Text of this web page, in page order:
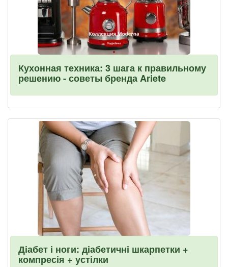
Кухонная техника: 3 шага к правильному
решению - советы бренда Ariete
Діабет і ноги: діабетичні шкарпетки +
компресія + устілки